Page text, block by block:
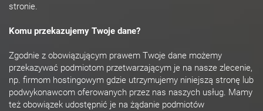
stronie.
Komu przekazujemy Twoje dane?
Zgodnie z obowiązującym prawem Twoje dane możemy
przekazywać podmiotom przetwarzającym je na nasze zlecenie,
np. firmom hostingowym gdzie utrzymujemy niniejszą stronę lub
podwykonawcom oferowanych przez nas naszych usług. Mamy
też obowiązek udostępnić je na żądanie podmiotów